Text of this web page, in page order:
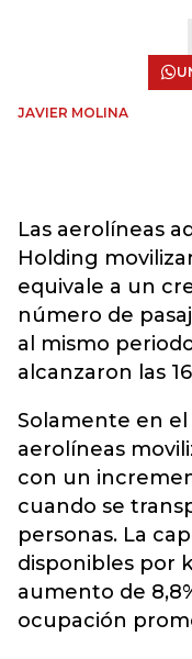
JAVIER MOLINA
Las aerolíneas
Holding
equivale a un
número de
al mismo
alcanzaron las
Solamente en
aerolíneas
con un
cuando se
personas. La
disponibles por
aumento de
ocupación